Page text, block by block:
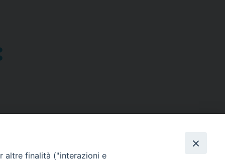
altre finalità ("interazioni e